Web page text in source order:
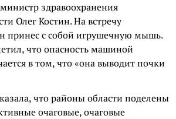
здравоохранения
Олег Костин. На встречу
принес с собой игрушечную мышь.
что опасность машиной
в том, что «она выводит почки
что районы области поделены
очаговые, очаговые